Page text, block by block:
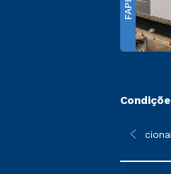
FAPI
sofrer alterações nos
*A condição promocional